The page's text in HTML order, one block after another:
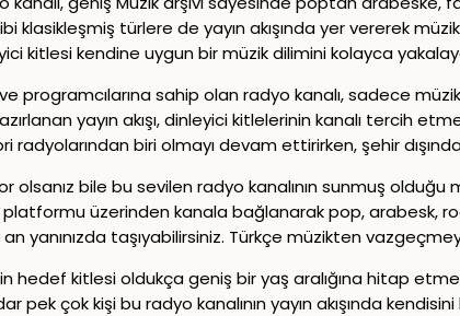
klasikleşmiş türlere de yayın akışında yer vererek
kitlesi kendine uygun bir müzik dilimini kolayca
programcılarına sahip olan radyo kanalı, sadece
yayın akışı, dinleyici kitlelerinin kanalı tercih
radyolarından biri olmayı devam ettirirken, şehir
olsanız bile bu sevilen radyo kanalının sunmuş
üzerinden kanala bağlanarak pop, arabesk,
yanınızda taşıyabilirsiniz. Türkçe müzikten
hedef kitlesi oldukça geniş bir yaş aralığına hitap
pek çok kişi bu radyo kanalının yayın akışında